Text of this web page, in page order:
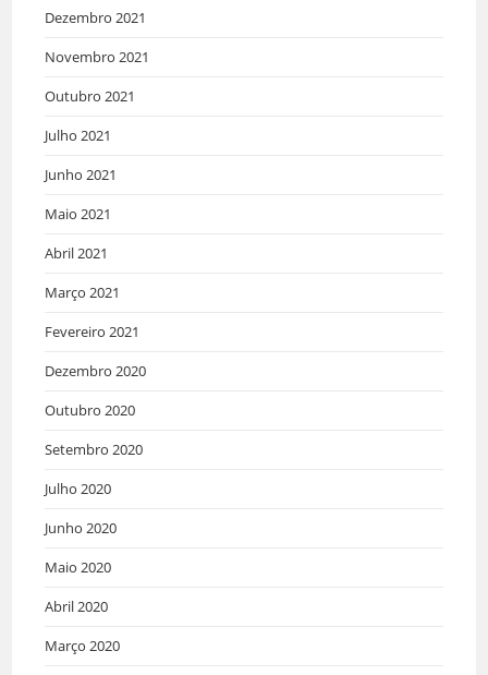
Dezembro 2021
Novembro 2021
Outubro 2021
Julho 2021
Junho 2021
Maio 2021
Abril 2021
Março 2021
Fevereiro 2021
Dezembro 2020
Outubro 2020
Setembro 2020
Julho 2020
Junho 2020
Maio 2020
Abril 2020
Março 2020